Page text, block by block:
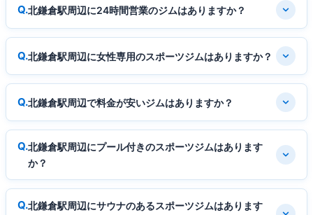
北鎌倉駅周辺に24時間営業のジムはありますか？
北鎌倉駅周辺に女性専用のスポーツジムはありますか？
北鎌倉駅周辺で料金が安いジムはありますか？
北鎌倉駅周辺にプール付きのスポーツジムはあります
か？
北鎌倉駅周辺にサウナのあるスポーツジムはあります